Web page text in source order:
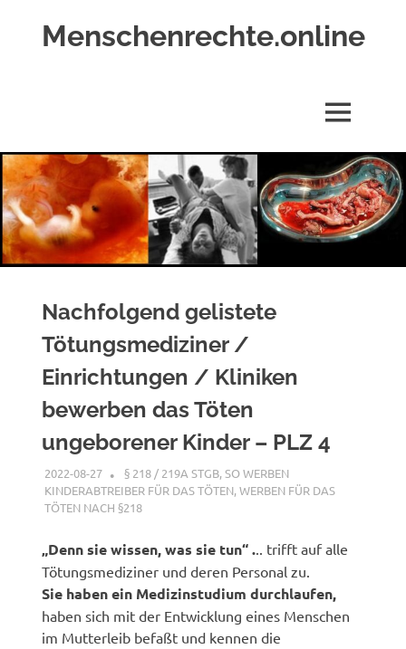
Menschenrechte.online
Geborene
wie
für
Ungeborene
MENÜ
Nachfolgend gelistete
Tötungsmediziner /
Einrichtungen / Kliniken
bewerben das Töten
ungeborener Kinder – PLZ 4
2022-08-27 XX
§ 218 / 219A STGB,SO WERBEN
KINDERABTREIBER FÜR DAS TÖTEN,WERBEN FÜR DAS
TÖTEN NACH §218
„Denn sie wissen, was sie tun“ ... trifft auf alle
Tötungsmediziner und deren Personal zu.
Sie haben ein Medizinstudium durchlaufen,
haben sich mit der Entwicklung eines Menschen
im Mutterleib befaßt und kennen die